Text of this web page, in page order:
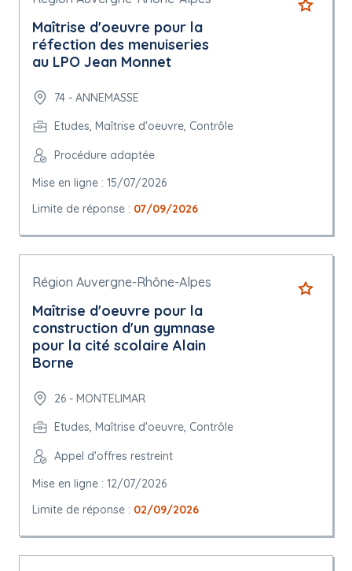
Maîtrise d'oeuvre pour la
réfection des menuiseries
au LPO Jean Monnet
74 - ANNEMASSE
Etudes, Maîtrise d'oeuvre, Contrôle
Procédure adaptée
Mise en ligne : 15/07/2026
Limite de réponse : 07/09/2026
Région Auvergne-Rhône-Alpes
Maîtrise d'oeuvre pour la
construction d'un gymnase
pour la cité scolaire Alain
Borne
26 - MONTELIMAR
Etudes, Maîtrise d'oeuvre, Contrôle
Appel d'offres restreint
Mise en ligne : 12/07/2026
Limite de réponse : 02/09/2026